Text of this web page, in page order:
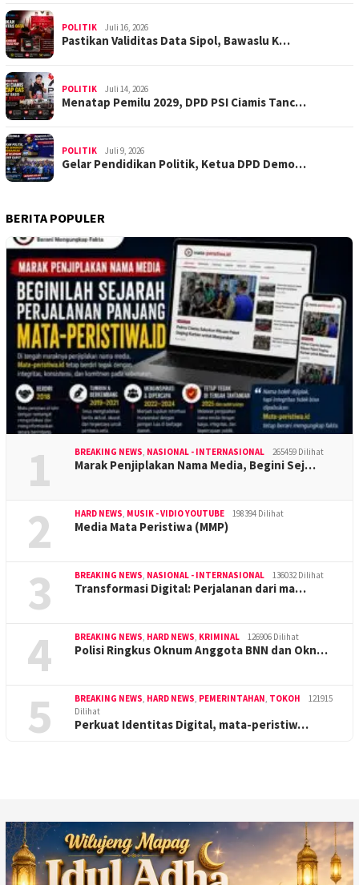
POLITIK Juli 16, 2026
Pastikan Validitas Data Sipol, Bawaslu K…
POLITIK Juli 14, 2026
Menatap Pemilu 2029, DPD PSI Ciamis Tanc…
POLITIK Juli 9, 2026
Gelar Pendidikan Politik, Ketua DPD Demo…
BERITA POPULER
1 BREAKING NEWS, NASIONAL - INTERNASIONAL 265459 Dilihat
Marak Penjiplakan Nama Media, Begini Sej…
2 HARD NEWS, MUSIK - VIDIO YOUTUBE 198394 Dilihat
Media Mata Peristiwa (MMP)
3 BREAKING NEWS, NASIONAL - INTERNASIONAL 136032 Dilihat
Transformasi Digital: Perjalanan dari ma…
4 BREAKING NEWS, HARD NEWS, KRIMINAL 126906 Dilihat
Polisi Ringkus Oknum Anggota BNN dan Okn…
5 BREAKING NEWS, HARD NEWS, PEMERINTAHAN, TOKOH
121915
Dilihat
Perkuat Identitas Digital, mata-peristiw…